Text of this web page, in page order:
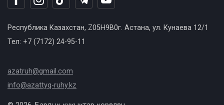
Республика Казахстан, Z05H9B0г. Астана, ул. Кунаева 12/1
Тел: +7 (7172) 24-95-11
azatruh@gmail.com
info@azattyq-ruhy.kz